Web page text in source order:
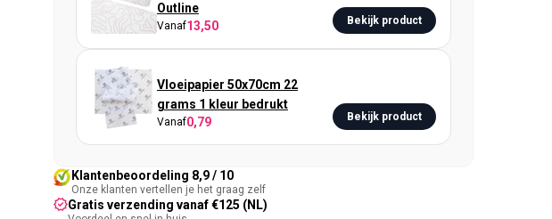
Outline
Vanaf13,50 Bekijk product
Vloeipapier 50x70cm 22
grams 1 kleur bedrukt
Vanaf0,79 Bekijk product
Klantenbeoordeling 8,9 / 10
Onze klanten vertellen je het graag zelf
Gratis verzending vanaf €125 (NL)